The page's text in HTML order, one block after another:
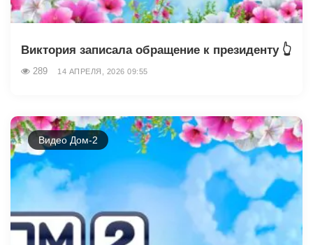
Виктория записала обращение к президенту 👆
289 14 АПРЕЛЯ, 2026 09:55
Видео Дом-2